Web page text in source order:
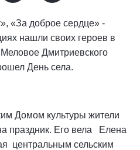
«За доброе сердце» -
нашли своих героев в
Дмитриевского
День села.
Домом культуры жители
праздник. Его вела Елена
центральным сельским